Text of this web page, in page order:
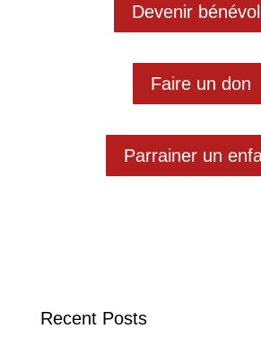
Devenir
Faire un don
Parrainer un
Recent Posts